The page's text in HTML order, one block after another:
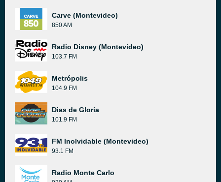
Carve (Montevideo)
850 AM
Radio Disney (Montevideo)
103.7 FM
Metrópolis
104.9 FM
Dias de Gloria
101.9 FM
FM Inolvidable (Montevideo)
93.1 FM
Radio Monte Carlo